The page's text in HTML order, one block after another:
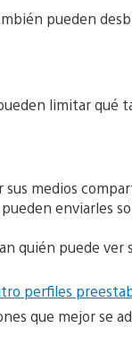
pueden
limitar qué
medios
enviarles
quién puede ver
perfiles
que mejor se